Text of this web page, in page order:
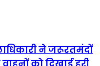
ने जरूरतमंदों